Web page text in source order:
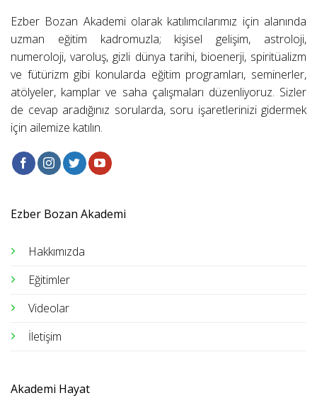
Ezber Bozan Akademi olarak katılımcılarımız için alanında
uzman eğitim kadromuzla; kişisel gelişim, astroloji,
numeroloji, varoluş, gizli dünya tarihi, bioenerji, spiritüalizm
ve fütürizm gibi konularda eğitim programları, seminerler,
atölyeler, kamplar ve saha çalışmaları düzenliyoruz. Sizler
de cevap aradığınız sorularda, soru işaretlerinizi gidermek
için ailemize katılın.
Ezber Bozan Akademi
Hakkımızda
Eğitimler
Videolar
İletişim
Akademi Hayat